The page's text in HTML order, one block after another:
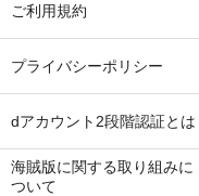
ご利用規約
プライバシーポリシー
dアカウント2段階認証とは
海賊版に関する取り組みに
ついて